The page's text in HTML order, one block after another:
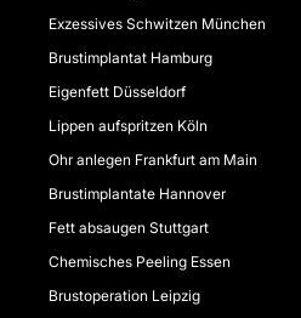
Exzessives Schwitzen München
Brustimplantat Hamburg
Eigenfett Düsseldorf
Lippen aufspritzen Köln
Ohr anlegen Frankfurt am Main
Brustimplantate Hannover
Fett absaugen Stuttgart
Chemisches Peeling Essen
Brustoperation Leipzig